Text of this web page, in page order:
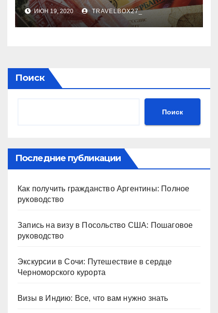
стало меньше
ИЮН 19, 2020 TRAVELBOX27_
Поиск
Поиск
Последние публикации
Как получить гражданство Аргентины: Полное
руководство
Запись на визу в Посольство США: Пошаговое
руководство
Экскурсии в Сочи: Путешествие в сердце
Черноморского курорта
Визы в Индию: Все, что вам нужно знать